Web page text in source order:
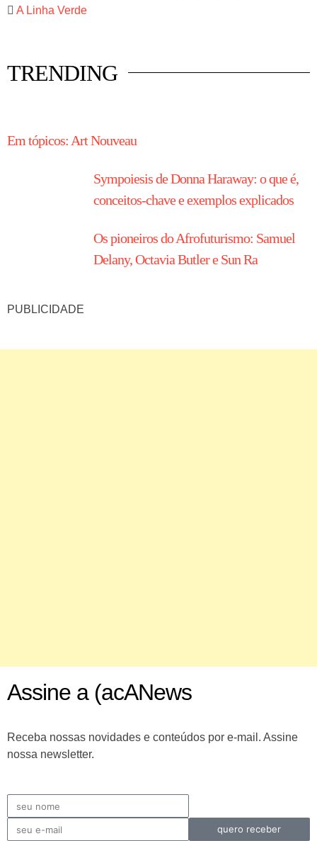
A Linha Verde
TRENDING
Em tópicos: Art Nouveau
Sympoiesis de Donna Haraway: o que é,
conceitos-chave e exemplos explicados
Os pioneiros do Afrofuturismo: Samuel
Delany, Octavia Butler e Sun Ra
PUBLICIDADE
Assine a (acANews
Receba nossas novidades e conteúdos por e-mail. Assine
nossa newsletter.
quero receber